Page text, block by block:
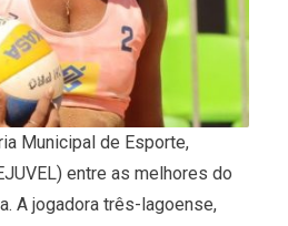
Municipal de Esporte,
entre as melhores do
A jogadora três-lagoense,